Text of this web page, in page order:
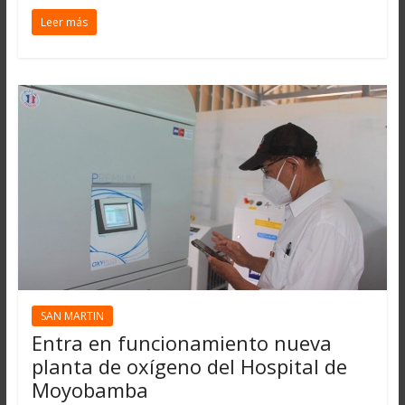
Leer más
SAN MARTIN
Entra en funcionamiento nueva
planta de oxígeno del Hospital de
Moyobamba